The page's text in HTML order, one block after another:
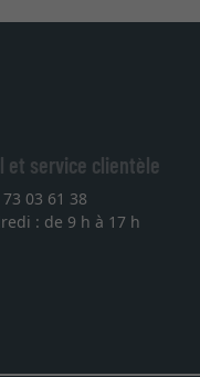
une lithographie, je
et livraison dans les
et service clientèle
03 61 38
: de 9 h à 17 h